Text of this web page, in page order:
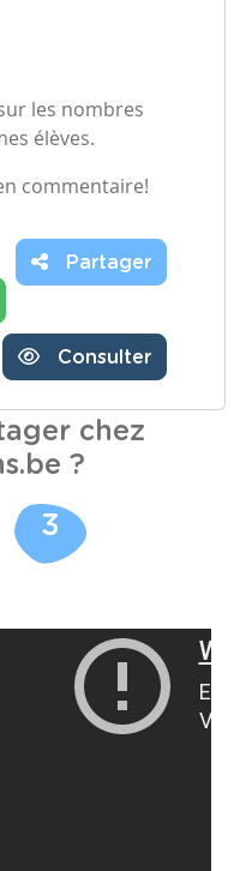
les nombres
élèves.
commentaire!
Partager
Consulter
chez
?
3